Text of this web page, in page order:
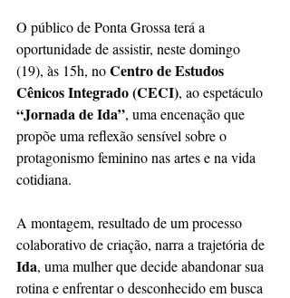
O público de Ponta Grossa terá a
oportunidade de assistir, neste domingo
(19), às 15h, no Centro de Estudos
Cênicos Integrado (CECI), ao espetáculo
“Jornada de Ida”, uma encenação que
propõe uma reflexão sensível sobre o
protagonismo feminino nas artes e na vida
cotidiana.
A montagem, resultado de um processo
colaborativo de criação, narra a trajetória de
Ida, uma mulher que decide abandonar sua
rotina e enfrentar o desconhecido em busca